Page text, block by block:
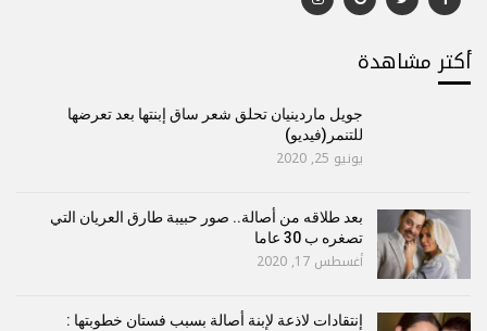
أكتر مشاهدة
جويل ماردينيان تحلق شعر ساق إبنتها بعد تعرضها
للتنمر(فيديو)
يونيو 25, 2020
بعد طلاقه من أصالة.. صور حبيبة طارق العريان التي
تصغره ب 30 عاما
أغسطس 17, 2020
إنتقادات لاذعة لإبنة أصالة بسبب فستان خطوبتها :